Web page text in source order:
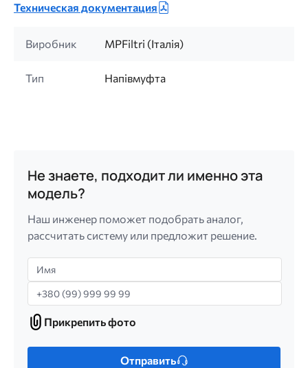
Техническая документация
Виробник MPFiltri (Італія)
Тип Напівмуфта
Не знаете, подходит ли именно эта
модель?
Наш инженер поможет подобрать аналог,
рассчитать систему или предложит решение.
Имя
Телефон
Прикрепить
фото
Прикрепить фото
Только
Отправить